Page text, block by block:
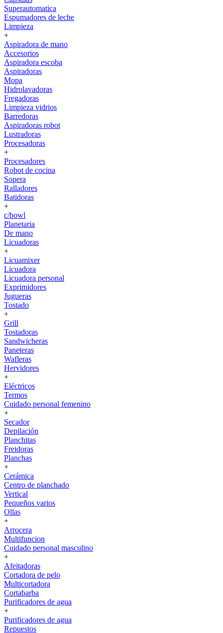
Superautomatica
Espumadores de leche
Limpieza
+
Aspiradora de mano
Accesorios
Aspiradora escoba
Aspiradoras
Mopa
Hidrolavadoras
Fregadoras
Limpieza vidrios
Barredoras
Aspiradoras robot
Lustradoras
Procesadoras
+
Procesadores
Robot de cocina
Sopera
Ralladores
Batidoras
+
c/bowl
Planetaria
De mano
Licuadoras
+
Licuamixer
Licuadora
Licuadora personal
Exprimidores
Jugueras
Tostado
+
Grill
Tostadoras
Sandwicheras
Paneteras
Wafleras
Hervidores
+
Eléctricos
Termos
Cuidado personal femenino
+
Secador
Depilación
Planchitas
Freidoras
Planchas
+
Cerámica
Centro de planchado
Vertical
Pequeños varios
Ollas
+
Arrocera
Multifuncion
Cuidado personal masculino
+
Afeitadoras
Cortadora de pelo
Multicortadora
Cortabarba
Purificadores de agua
+
Purificadores de agua
Repuestos